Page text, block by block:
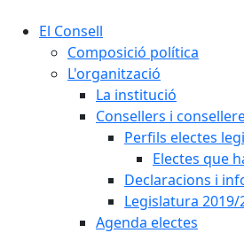
El Consell
Composició política
L'organització
La institució
Consellers i
Perfils electes
Electes que
Declaracions i
Legislatura 2019/
Agenda electes